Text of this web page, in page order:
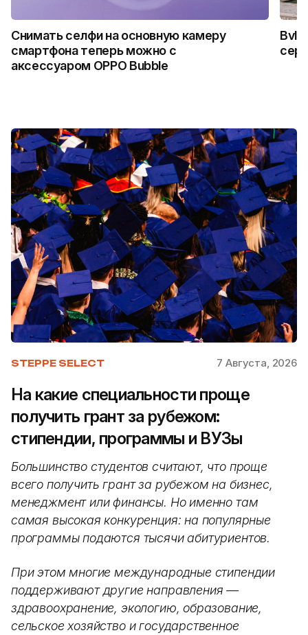
Снимать селфи на основную камеру
смартфона теперь можно с
аксессуаром OPPO Bubble
STEPPE SELECT 7 Августа, 2026
На какие специальности проще
получить грант за рубежом:
стипендии, программы и ВУЗы
Большинство студентов считают, что проще
всего получить грант за рубежом на бизнес,
менеджмент или финансы. Но именно там
самая высокая конкуренция: на популярные
программы подаются тысячи абитуриентов.
При этом многие международные стипендии
поддерживают другие направления —
здравоохранение, экологию, образование,
сельское хозяйство и государственное